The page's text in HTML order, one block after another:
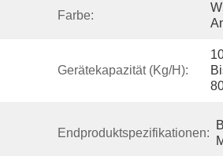
Farbe:
Gerätekapazität (kg/h):
Endproduktspezifikationen: